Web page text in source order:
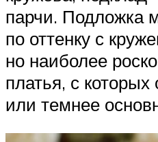
парчи. Подложка
по оттенку с
но наиболее
платья, с которых
или темнее